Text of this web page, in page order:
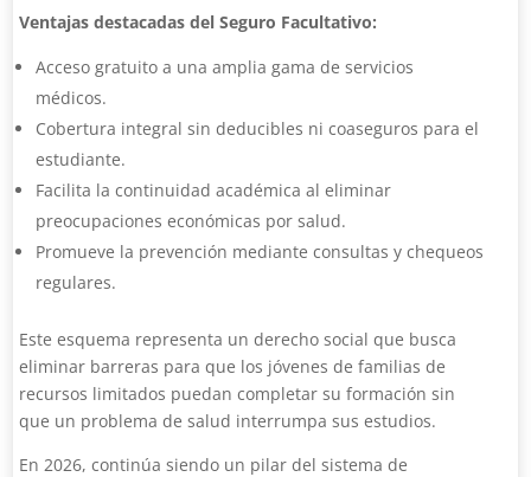
Ventajas destacadas del Seguro Facultativo:
Acceso gratuito a una amplia gama de servicios
médicos.
Cobertura integral sin deducibles ni coaseguros para el
estudiante.
Facilita la continuidad académica al eliminar
preocupaciones económicas por salud.
Promueve la prevención mediante consultas y chequeos
regulares.
Este esquema representa un derecho social que busca
eliminar barreras para que los jóvenes de familias de
recursos limitados puedan completar su formación sin
que un problema de salud interrumpa sus estudios.
En 2026, continúa siendo un pilar del sistema de